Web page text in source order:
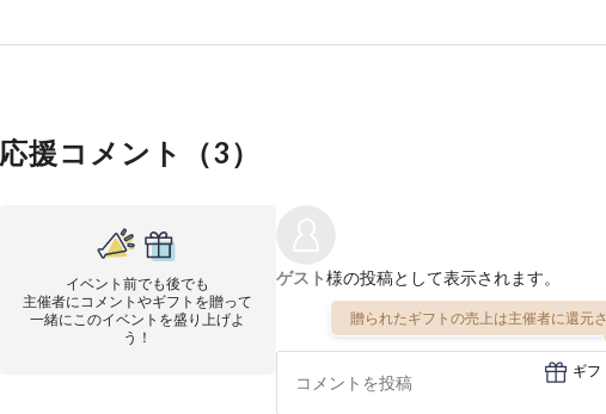
応援コメント（3）
イベント前でも後でも
主催者にコメントやギフトを贈って
一緒にこのイベントを盛り上げよ
う！
ゲスト様の投稿として表示されます。
贈られたギフトの売上は主催者に還元
ギフ